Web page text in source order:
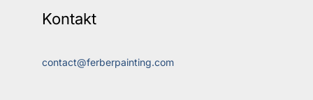
Kontakt
contact@ferberpainting.com